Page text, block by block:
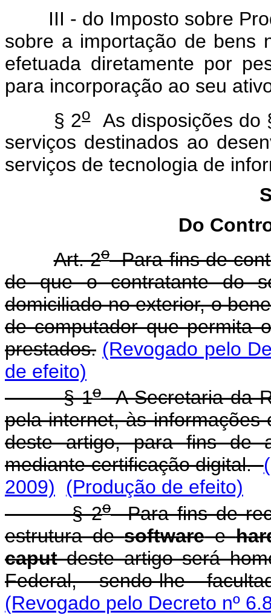
III - do Imposto sobre
sobre a importação de bens
efetuada diretamente por
para incorporação ao seu
§ 2oAs disposições do
serviços destinados ao
serviços de tecnologia de
Do
Art. 2oPara fins de
de que o contratante do
domiciliado no exterior, o
de computador que permita
prestados. (Revogado pelo
de efeito)
§ 1oA Secretaria da
pela internet, às
deste artigo, para fins de
mediante certificação digital.
2009)
(Produção de efeito)
§ 2oPara fins de
estrutura desoftwaree
caputdeste artigo será
Federal, sendo-lhe
(Revogado pelo Decreto nº